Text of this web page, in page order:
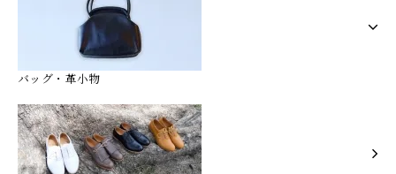
バッグ・革小物